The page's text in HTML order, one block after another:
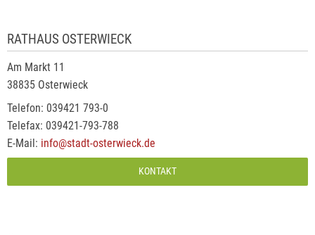
RATHAUS OSTERWIECK
Am Markt 11
38835 Osterwieck
Telefon: 039421 793-0
Telefax: 039421-793-788
E-Mail: info@stadt-osterwieck.de
KONTAKT